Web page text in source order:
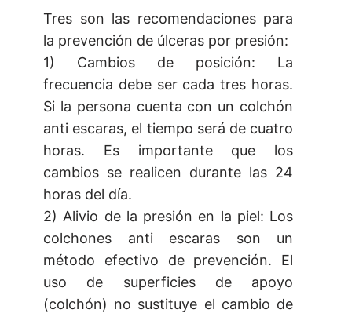
Tres son las recomendaciones para
la prevención de úlceras por presión:
1) Cambios de posición: La
frecuencia debe ser cada tres horas.
Si la persona cuenta con un colchón
anti escaras, el tiempo será de cuatro
horas. Es importante que los
cambios se realicen durante las 24
horas del día.
2) Alivio de la presión en la piel: Los
colchones anti escaras son un
método efectivo de prevención. El
uso de superficies de apoyo
(colchón) no sustituye el cambio de